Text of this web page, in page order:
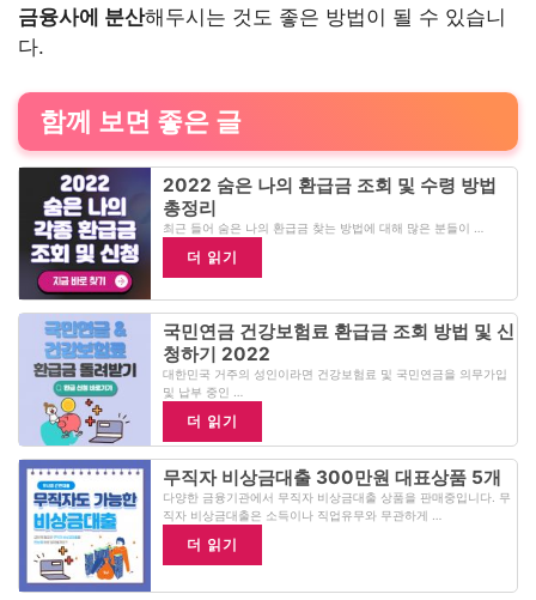
금융사에 분산해두시는 것도 좋은 방법이 될 수 있습니
다.
함께 보면 좋은 글
2022 숨은 나의 환급금 조회 및 수령 방법
총정리
최근 들어 숨은 나의 환급금 찾는 방법에 대해 많은 분들이 …
더 읽기
국민연금 건강보험료 환급금 조회 방법 및 신
청하기 2022
대한민국 거주의 성인이라면 건강보험료 및 국민연금을 의무가입
및 납부 중인 …
더 읽기
무직자 비상금대출 300만원 대표상품 5개
다양한 금융기관에서 무직자 비상금대출 상품을 판매중입니다. 무
직자 비상금대출은 소득이나 직업유무와 무관하게 …
더 읽기